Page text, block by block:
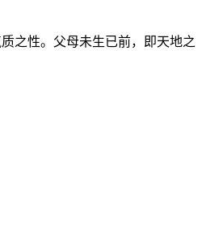
之性。父母未生已前，即天地之